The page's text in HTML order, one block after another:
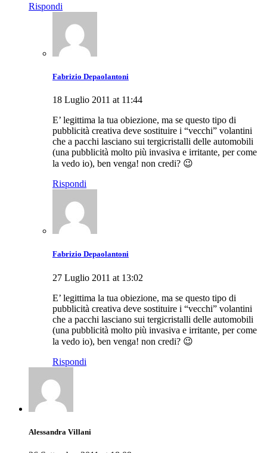
Rispondi
Fabrizio Depaolantoni
18 Luglio 2011 at 11:44
E’ legittima la tua obiezione, ma se questo tipo di
pubblicità creativa deve sostituire i “vecchi” volantini
che a pacchi lasciano sui tergicristalli delle automobili
(una pubblicità molto più invasiva e irritante, per come
la vedo io), ben venga! non credi? 😉
Rispondi
Fabrizio Depaolantoni
27 Luglio 2011 at 13:02
E’ legittima la tua obiezione, ma se questo tipo di
pubblicità creativa deve sostituire i “vecchi” volantini
che a pacchi lasciano sui tergicristalli delle automobili
(una pubblicità molto più invasiva e irritante, per come
la vedo io), ben venga! non credi? 😉
Rispondi
Alessandra Villani